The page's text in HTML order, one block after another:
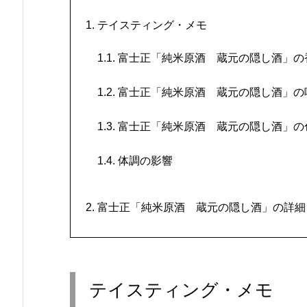
1. テイスティング・メモ
1.1. 富士正「純米原酒 蔵元の隠し酒」の
1.2. 富士正「純米原酒 蔵元の隠し酒」の
1.3. 富士正「純米原酒 蔵元の隠し酒」の
1.4. 体調の影響
2. 富士正「純米原酒 蔵元の隠し酒」の詳細
テイスティング・メモ